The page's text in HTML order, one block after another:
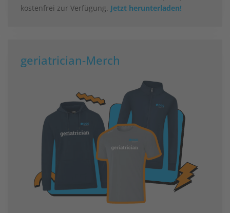
kostenfrei zur Verfügung. Jetzt herunterladen!
geriatrician-Merch